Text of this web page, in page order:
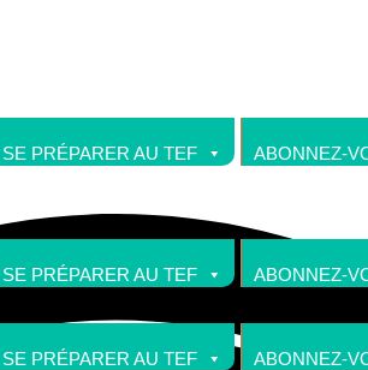
SE PRÉPARER AU TEF ABONNEZ-
SE PRÉPARER AU TEF ABONNEZ-
SE PRÉPARER AU TEF ABONNEZ-